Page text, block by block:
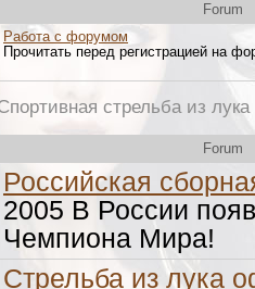
Forum
Работа с форумом
Прочитать перед регистрацией на
стрельба из лука
Forum
Российская
2005 В России
Чемпиона Мира!
Стрельба из лука